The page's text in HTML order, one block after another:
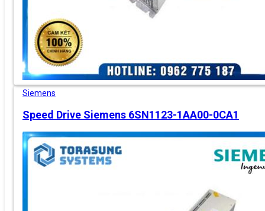
Siemens
Speed Drive Siemens 6SN1123-1AA00-0CA1